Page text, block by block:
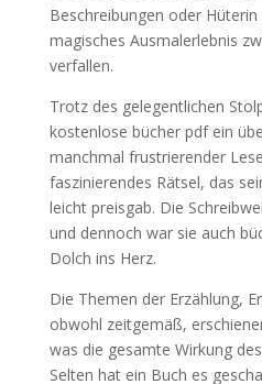
Beschreibungen oder
magisches Ausmalerlebnis
verfallen.
Trotz des gelegentlichen
kostenlose bücher pdf ein
manchmal frustrierender
faszinierendes Rätsel, das
leicht preisgab. Die
und dennoch war sie auch
Dolch ins Herz.
Die Themen der Erzählung,
obwohl zeitgemäß,
was die gesamte Wirkung
Selten hat ein Buch es